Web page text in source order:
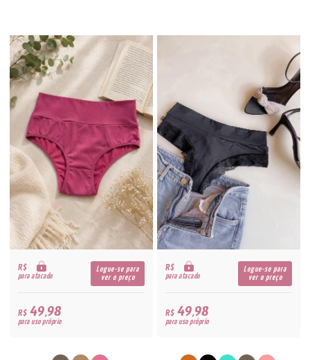
R$
para atacado
Logue-se para
ver o preço
R$49,98
para uso próprio
R$
para atacado
Logue-se para
ver o preço
R$49,98
para uso próprio